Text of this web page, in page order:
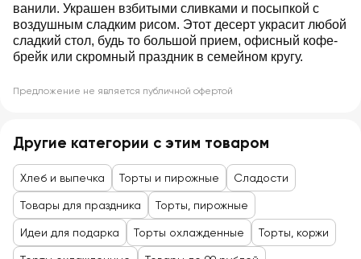
ванили. Украшен взбитыми сливками и посыпкой с
воздушным сладким рисом. Этот десерт украсит любой
сладкий стол, будь то большой прием, офисный кофе-
брейк или скромный праздник в семейном кругу.
Предложение не является публичной офертой
Другие категории с этим товаром
Хлеб и выпечка Торты и пирожные Сладости
Товары для праздника Торты, пирожные
Идеи для подарка Торты охлажденные Торты, коржи